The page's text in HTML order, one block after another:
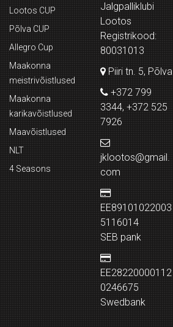
Lootos CUP
Põlva CUP
Allegro Cup
Maakonna
meistrivõistlused
Maakonna
karikavõistlused
Maavõistlused
NLT
4 Seasons
Jalgpalliklubi
Lootos
Registrikood:
80031013
Piiri tn. 5, Põlva
+372 799
3344, +372 525
7926
jklootos@gmail.
com
EE89101022003
5116014
SEB pank
EE28220000112
0246675
Swedbank